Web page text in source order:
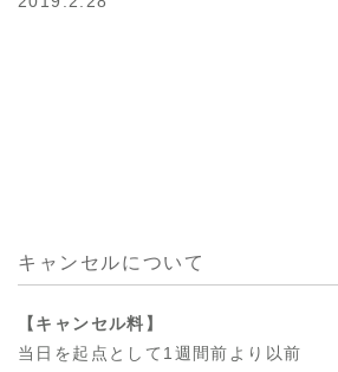
キャンセルについて
【キャンセル料】
当日を起点として1週間前より以前